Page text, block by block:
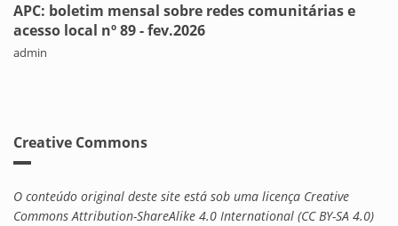
APC: boletim mensal sobre redes comunitárias e
acesso local nº 89 - fev.2026
admin
Creative Commons
O conteúdo original deste site está sob uma licença Creative
Commons Attribution-ShareAlike 4.0 International (CC BY-SA 4.0)